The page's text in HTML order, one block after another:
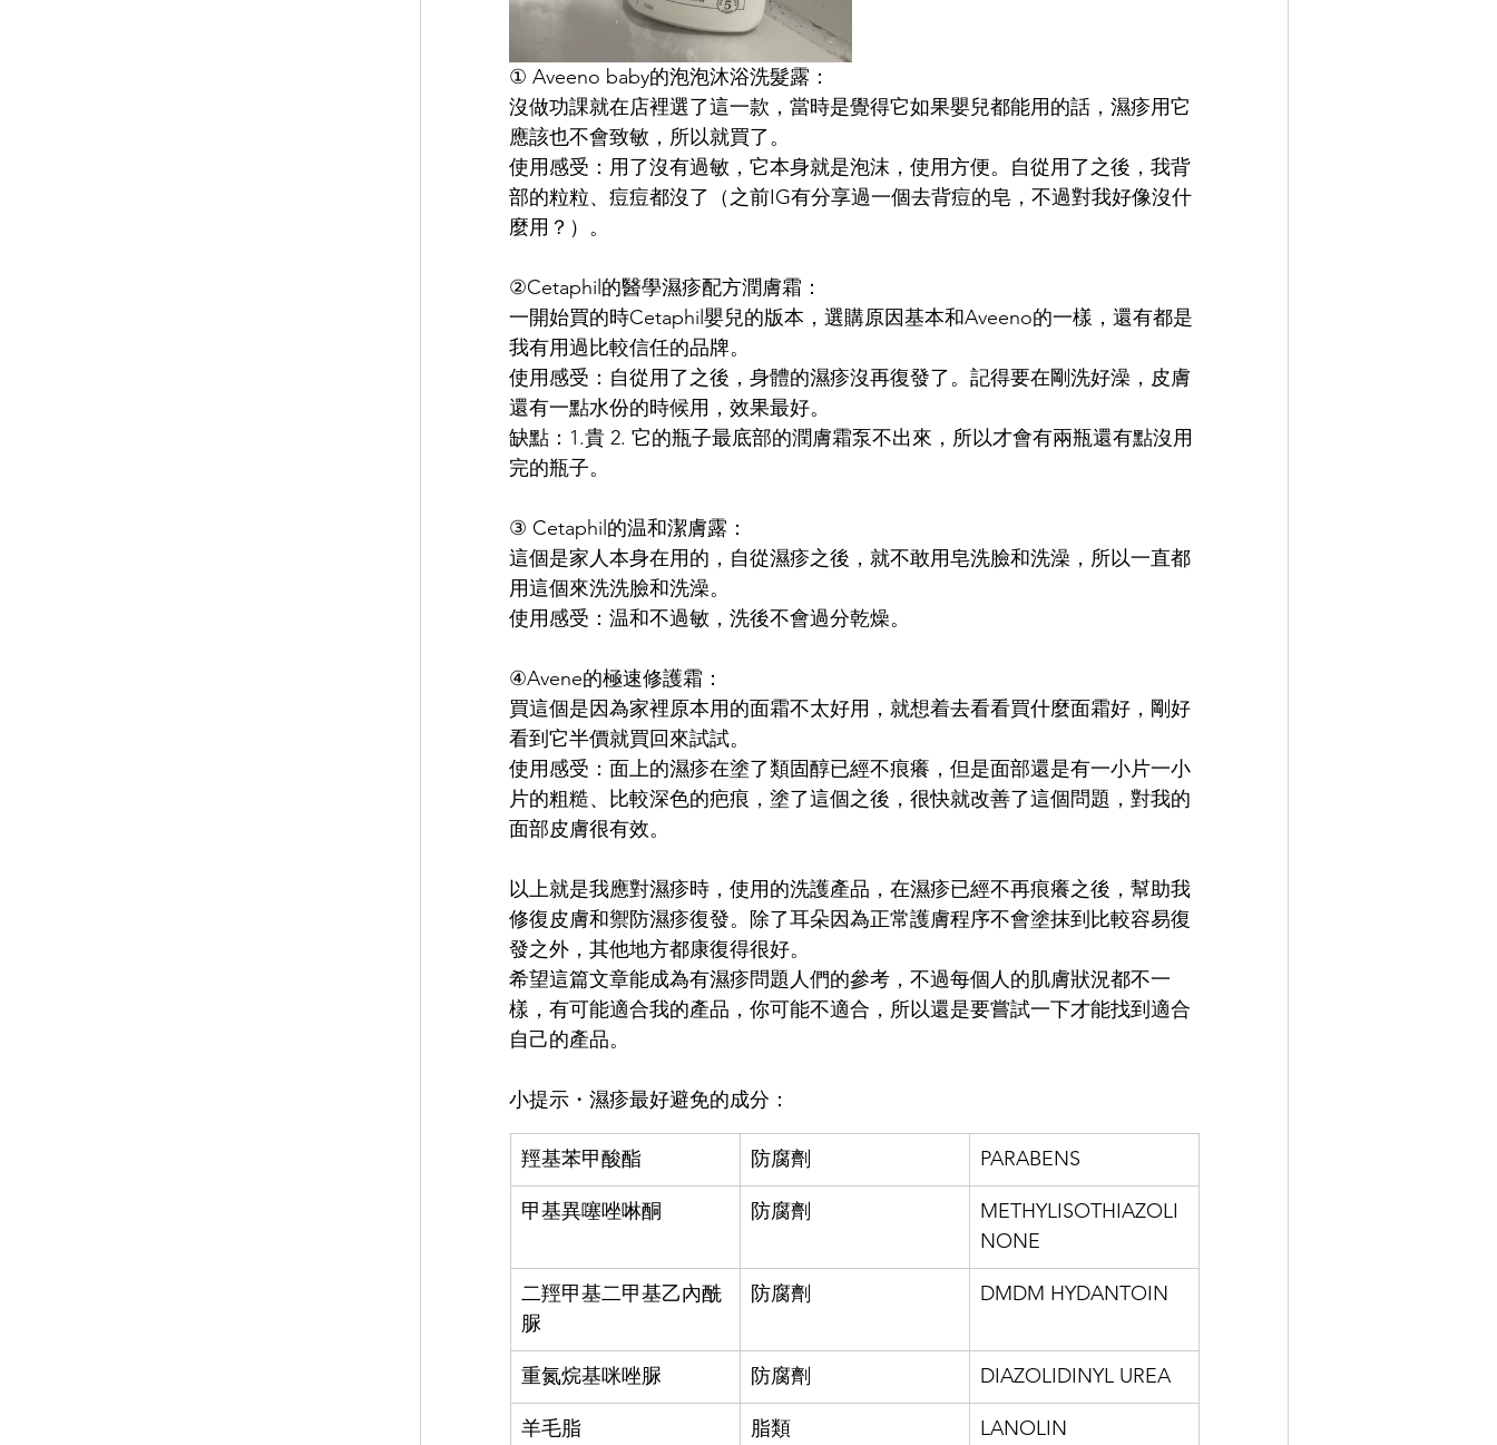
① Aveeno baby的泡泡沐浴洗髮露：
沒做功課就在店裡選了這一款，當時是覺得它如果嬰兒都能用的話，濕疹用它
應該也不會致敏，所以就買了。
使用感受：用了沒有過敏，它本身就是泡沫，使用方便。自從用了之後，我背
部的粒粒、痘痘都沒了（之前IG有分享過一個去背痘的皂，不過對我好像沒什
麼用？）。
②Cetaphil的醫學濕疹配方潤膚霜：
一開始買的時Cetaphil嬰兒的版本，選購原因基本和Aveeno的一樣，還有都是
我有用過比較信任的品牌。
使用感受：自從用了之後，身體的濕疹沒再復發了。記得要在剛洗好澡，皮膚
還有一點水份的時候用，效果最好。
缺點：1.貴 2. 它的瓶子最底部的潤膚霜泵不出來，所以才會有兩瓶還有點沒用
完的瓶子。
③ Cetaphil的温和潔膚露：
這個是家人本身在用的，自從濕疹之後，就不敢用皂洗臉和洗澡，所以一直都
用這個來洗洗臉和洗澡。
使用感受：温和不過敏，洗後不會過分乾燥。
④Avene的極速修護霜：
買這個是因為家裡原本用的面霜不太好用，就想着去看看買什麼面霜好，剛好
看到它半價就買回來試試。
使用感受：面上的濕疹在塗了類固醇已經不痕癢，但是面部還是有一小片一小
片的粗糙、比較深色的疤痕，塗了這個之後，很快就改善了這個問題，對我的
面部皮膚很有效。
以上就是我應對濕疹時，使用的洗護產品，在濕疹已經不再痕癢之後，幫助我
修復皮膚和禦防濕疹復發。除了耳朵因為正常護膚程序不會塗抹到比較容易復
發之外，其他地方都康復得很好。
希望這篇文章能成為有濕疹問題人們的參考，不過每個人的肌膚狀況都不一
樣，有可能適合我的產品，你可能不適合，所以還是要嘗試一下才能找到適合
自己的產品。
小提示・濕疹最好避免的成分：
羥基苯甲酸酯 防腐劑 PARABENS
甲基異噻唑啉酮 防腐劑
METHYLISOTHIAZOLI
NONE
二羥甲基二甲基乙內酰
脲
防腐劑 DMDM HYDANTOIN
重氮烷基咪唑脲 防腐劑 DIAZOLIDINYL UREA
羊毛脂 脂類 LANOLIN